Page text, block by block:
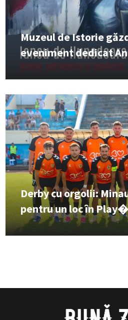
Muzeul de Istorie
eveniment dedicat
Derby cu orgolii:
pentru un loc în